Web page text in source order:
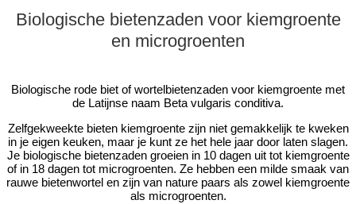
Biologische bietenzaden voor kiemgroente
en microgroenten
Biologische rode biet of wortelbietenzaden voor kiemgroente met
de Latijnse naam Beta vulgaris conditiva.
Zelfgekweekte bieten kiemgroente zijn niet gemakkelijk te kweken
in je eigen keuken, maar je kunt ze het hele jaar door laten slagen.
Je biologische bietenzaden groeien in 10 dagen uit tot kiemgroente
of in 18 dagen tot microgroenten. Ze hebben een milde smaak van
rauwe bietenwortel en zijn van nature paars als zowel kiemgroente
als microgroenten.